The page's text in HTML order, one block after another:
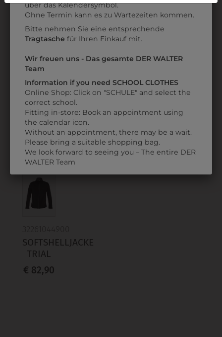
365132
REGENJACKE
UNGEFÜTTERT
€ 17,90
302091018
ORANGE
€ 49,90
ZULETZT ANGESEHEN
SOFTSHELLJACKE
TRIAL
€ 82,90
Datenschutzerklärungbzw. im
über das Kalendersymbol.
Ohne Termin kann es zu Wartezeiten kommen.
Bitte nehmen Sie eine entsprechende
Tragtasche für Ihren Einkauf mit.
Wir freuen uns - Das gesamte DER WALTER
Team
Information if you need SCHOOL CLOTHES
Online Shop: Click on "SCHULE" and select the
correct school.
Fitting in-store: Book an appointment using
the calendar icon.
Without an appointment, there may be a wait.
Please bring a suitable shopping bag.
We look forward to seeing you – The entire DER
WALTER Team